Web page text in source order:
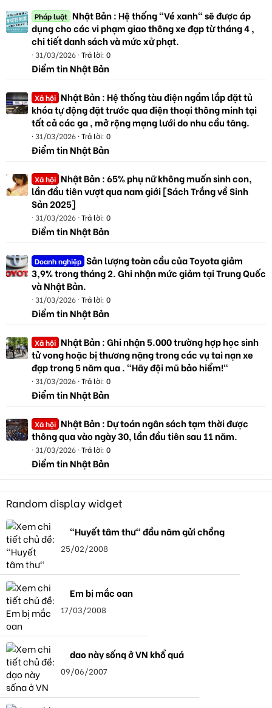
Pháp luật Nhật Bản : Hệ thống "Vé xanh" sẽ được áp
dụng cho các vi phạm giao thông xe đạp từ tháng 4 ,
chi tiết danh sách và mức xử phạt.
31/03/2026 Trả lời: 0
Điểm tin Nhật Bản
Xã hội Nhật Bản : Hệ thống tàu điện ngầm lắp đặt tủ
khóa tự động đặt trước qua điện thoại thông minh tại
tất cả các ga , mở rộng mạng lưới do nhu cầu tăng.
31/03/2026 Trả lời: 0
Điểm tin Nhật Bản
Xã hội Nhật Bản : 65% phụ nữ không muốn sinh con,
lần đầu tiên vượt qua nam giới [Sách Trắng về Sinh
Sản 2025]
31/03/2026 Trả lời: 0
Điểm tin Nhật Bản
Doanh nghiệp Sản lượng toàn cầu của Toyota giảm
3,9% trong tháng 2. Ghi nhận mức giảm tại Trung Quốc
và Nhật Bản.
31/03/2026 Trả lời: 0
Điểm tin Nhật Bản
Xã hội Nhật Bản : Ghi nhận 5.000 trường hợp học sinh
tử vong hoặc bị thương nặng trong các vụ tai nạn xe
đạp trong 5 năm qua . "Hãy đội mũ bảo hiểm!"
31/03/2026 Trả lời: 0
Điểm tin Nhật Bản
Xã hội Nhật Bản : Dự toán ngân sách tạm thời được
thông qua vào ngày 30, lần đầu tiên sau 11 năm.
31/03/2026 Trả lời: 0
Điểm tin Nhật Bản
Random display widget
"Huyết tâm thư" đầu năm gửi chồng
25/02/2008
Em bị mắc oan
17/03/2008
dạo này sống ở VN khổ quá
09/06/2007